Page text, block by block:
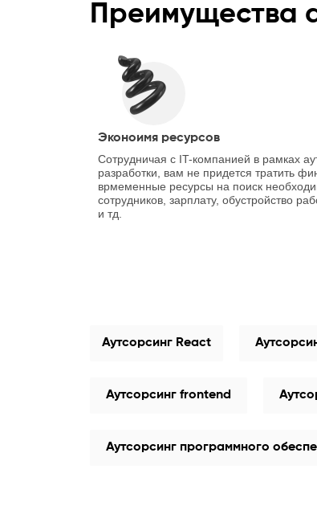
Преимущества
Эконоимя ресурсов
Сотрудничая с IT-компанией в рамках
разработки, вам не придется тратить
врмеменные ресурсы на поиск
сотрудников, зарплату, обустройство
и тд.
Аутсорсинг React
Аутсорсинг frontend
Аутсорсинг программного